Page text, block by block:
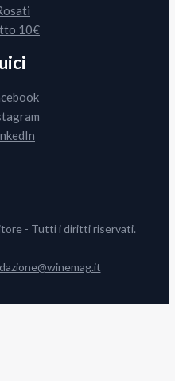
10€
- Tutti i diritti riservati.